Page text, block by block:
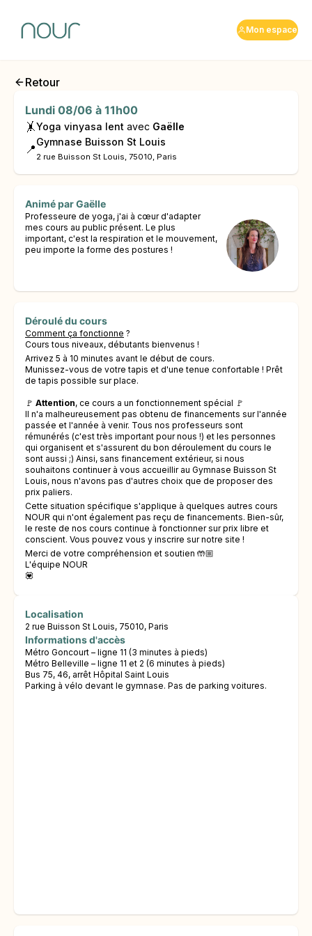
Mon espace
Retour
Lundi 08/06 à 11h00
🤸Yoga vinyasa lent avec Gaëlle
📍
Gymnase Buisson St Louis
2 rue Buisson St Louis, 75010, Paris
Animé parGaëlle
Professeure de yoga, j'ai à cœur d'adapter
mes cours au public présent. Le plus
important, c'est la respiration et le mouvement,
peu importe la forme des postures !
Déroulé du cours
Comment ça fonctionne ?
Cours tous niveaux, débutants bienvenus !
Arrivez 5 à 10 minutes avant le début de cours.
Munissez-vous de votre tapis et d'une tenue confortable ! Prêt
de tapis possible sur place.
🚩 Attention, ce cours a un fonctionnement spécial 🚩
Il n'a malheureusement pas obtenu de financements sur l'année
passée et l'année à venir. Tous nos professeurs sont
rémunérés (c'est très important pour nous !) et les personnes
qui organisent et s'assurent du bon déroulement du cours le
sont aussi ;) Ainsi, sans financement extérieur, si nous
souhaitons continuer à vous accueillir au Gymnase Buisson St
Louis, nous n'avons pas d'autres choix que de proposer des
prix paliers.
Cette situation spécifique s'applique à quelques autres cours
NOUR qui n'ont également pas reçu de financements. Bien-sûr,
le reste de nos cours continue à fonctionner sur prix libre et
conscient. Vous pouvez vous y inscrire sur notre site !
Merci de votre compréhension et soutien 🤲🏼
L'équipe NOUR
💟
Localisation
2 rue Buisson St Louis, 75010, Paris
Informations d'accès
Métro Goncourt – ligne 11 (3 minutes à pieds)
Métro Belleville – ligne 11 et 2 (6 minutes à pieds)
Bus 75, 46, arrêt Hôpital Saint Louis
Parking à vélo devant le gymnase. Pas de parking voitures.